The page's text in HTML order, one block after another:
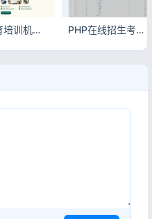
在线教育培训机构网站模板 教育培训服务机构PHP网站模板 PHP在线招生考试报名系统源码 准考证查询报名表打印后台源码